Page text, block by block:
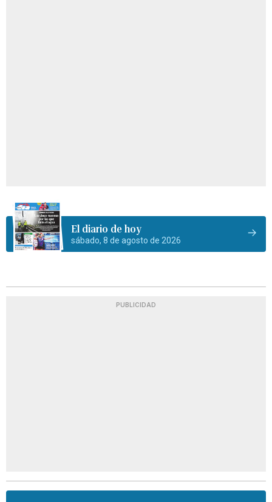
El diario de hoy
sábado, 8 de agosto de 2026
PUBLICIDAD